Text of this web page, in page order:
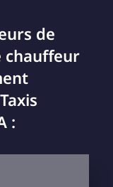
de
chauffeur
: